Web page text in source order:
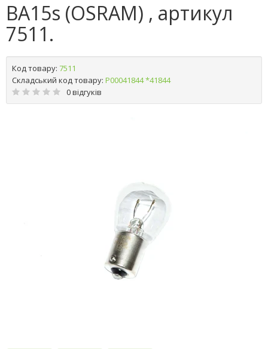
BA15s (OSRAM) , артикул
7511.
Код товару: 7511
Складський код товару: Р00041844 *41844
0 відгуків